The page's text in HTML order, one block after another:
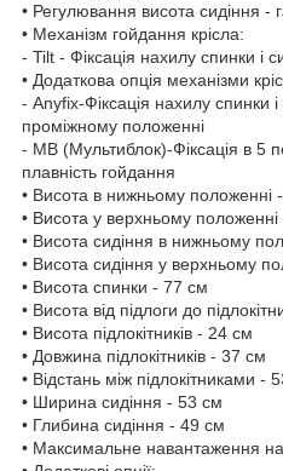
• Регулювання висота сидіння -
• Механізм гойдання крісла:
- Tilt - Фіксація нахилу спинки і
• Додаткова опція механізми
- Anyfix-Фіксація нахилу спинки
проміжному положенні
- МВ (Мультиблок)-Фіксація в 5
плавність гойдання
• Висота в нижньому положенні
• Висота у верхньому
• Висота сидіння в нижньому
• Висота сидіння у верхньому
• Висота спинки - 77 см
• Висота від підлоги до
• Висота підлокітників - 24 см
• Довжина підлокітників - 37 см
• Відстань між підлокітниками -
• Ширина сидіння - 53 см
• Глибина сидіння - 49 см
• Максимальне навантаження на